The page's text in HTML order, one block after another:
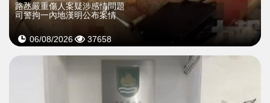
​路氹嚴重傷人案疑涉感情問題
司警拘一內地漢明公布案情
06/08/2026 37658